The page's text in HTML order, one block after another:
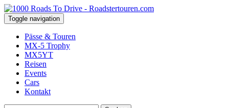
Toggle navigation
Pässe & Touren
MX-5 Trophy
MX5YT
Reisen
Events
Cars
Kontakt